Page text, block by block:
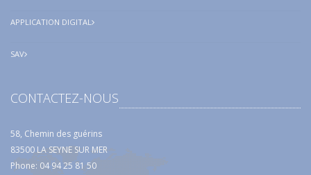
APPLICATION DIGITAL
SAV
CONTACTEZ-NOUS
58, Chemin des guérins
83500 LA SEYNE SUR MER
Phone: 04 94 25 81 50